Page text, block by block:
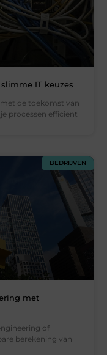
IT keuzes
de toekomst van
processen efficiënt
BEDRIJVEN
met
of
berekening van